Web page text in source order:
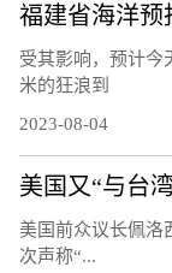
福建省海洋预
受其影响，预计今
米的狂浪到
2023-08-04
美国又“与台
美国前众议长佩洛
次声称“...